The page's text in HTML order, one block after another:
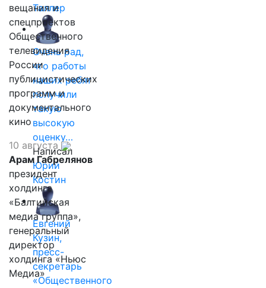
Таллер
Очень рад,
что работы
наших ребят
получили
такую
высокую
оценку…
Написал
Юрий
Костин
Евгений
Кузин,
пресс-
секретарь
«Общественного
вещания и
спецпроектов
Общественного
телевидения
России
публицистических
программ и
документального
кино
10 августа
Арам Габрелянов
президент
холдинга
«Балтийская
медиа группа»,
генеральный
директор
холдинга «Ньюс
Медиа»